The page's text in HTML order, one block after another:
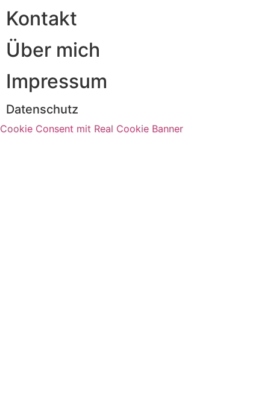
Kontakt
Über mich
Impressum
Datenschutz
Cookie Consent mit Real Cookie Banner